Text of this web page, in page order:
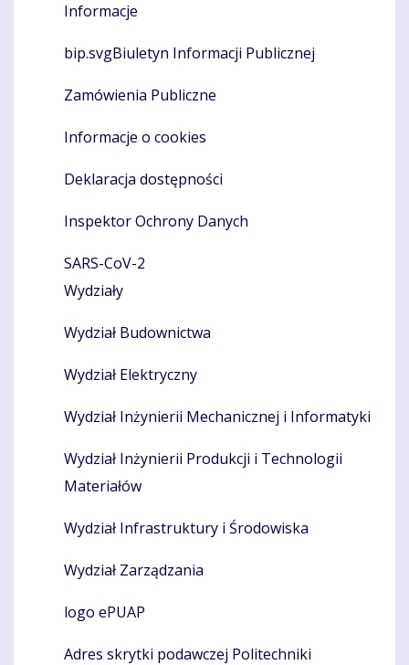
Informacje
bip.svgBiuletyn Informacji Publicznej
Zamówienia Publiczne
Informacje o cookies
Deklaracja dostępności
Inspektor Ochrony Danych
SARS-CoV-2
Wydziały
Wydział Budownictwa
Wydział Elektryczny
Wydział Inżynierii Mechanicznej i Informatyki
Wydział Inżynierii Produkcji i Technologii
Materiałów
Wydział Infrastruktury i Środowiska
Wydział Zarządzania
logo ePUAP
Adres skrytki podawczej Politechniki